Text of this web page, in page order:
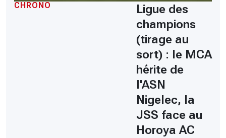
CHRONO
Ligue des
champions
(tirage au
sort) : le MCA
hérite de
l'ASN
Nigelec, la
JSS face au
Horoya AC